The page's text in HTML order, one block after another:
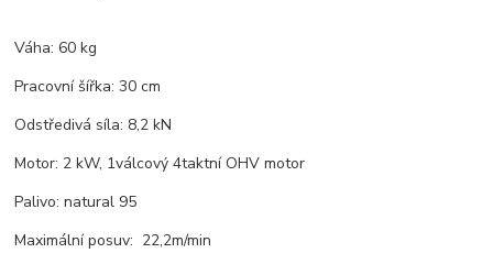
Váha: 60 kg
Pracovní šířka: 30 cm
Odstředivá síla: 8,2 kN
Motor: 2 kW, 1válcový 4taktní OHV motor
Palivo: natural 95
Maximální posuv: 22,2m/min